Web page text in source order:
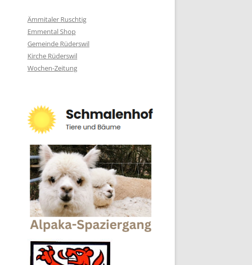
Ämmitaler Ruschtig
Emmental Shop
Gemeinde Rüderswil
Kirche Rüderswil
Wochen-Zeitung